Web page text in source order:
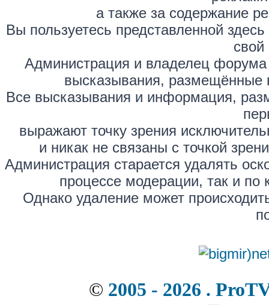
а также за содержание
Вы пользуетесь представленной
свой
Администрация и владелец форума
высказывания, размещённые
Все высказывания и информация,
выражают точку зрения
и никак не связаны с точкой
Администрация старается удалять
процессе модерации, так и по
Однако удаление может
© 2005 - 2026 .